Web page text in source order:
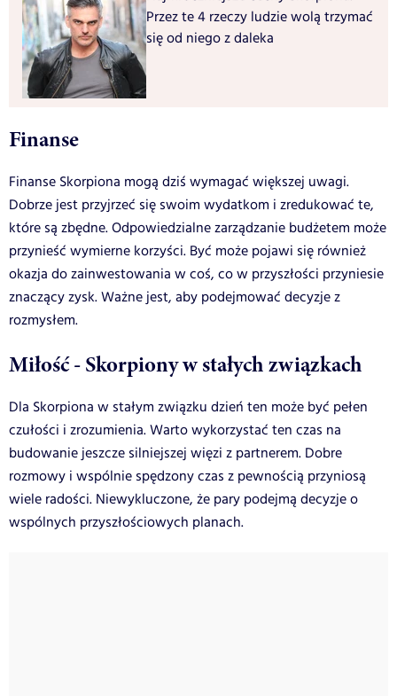
Przez te 4 rzeczy ludzie wolą trzymać
się od niego z daleka
Finanse
Finanse Skorpiona mogą dziś wymagać większej uwagi.
Dobrze jest przyjrzeć się swoim wydatkom i zredukować te,
które są zbędne. Odpowiedzialne zarządzanie budżetem może
przynieść wymierne korzyści. Być może pojawi się również
okazja do zainwestowania w coś, co w przyszłości przyniesie
znaczący zysk. Ważne jest, aby podejmować decyzje z
rozmysłem.
Miłość - Skorpiony w stałych związkach
Dla Skorpiona w stałym związku dzień ten może być pełen
czułości i zrozumienia. Warto wykorzystać ten czas na
budowanie jeszcze silniejszej więzi z partnerem. Dobre
rozmowy i wspólnie spędzony czas z pewnością przyniosą
wiele radości. Niewykluczone, że pary podejmą decyzje o
wspólnych przyszłościowych planach.